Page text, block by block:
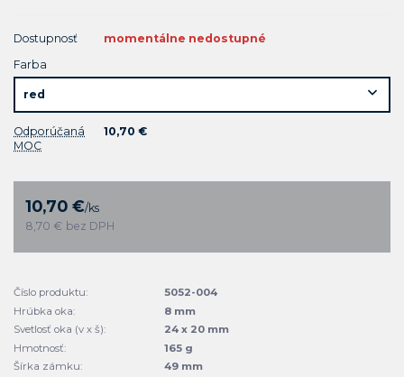
Dostupnosť
momentálne nedostupné
Farba
Odporúčaná
MOC
10,70 €
10,70 €/ks
8,70 € bez DPH
Číslo produktu:
5052-004
Hrúbka oka:
8 mm
Svetlosť oka (v x š):
24 x 20 mm
Hmotnosť:
165 g
Šírka zámku:
49 mm